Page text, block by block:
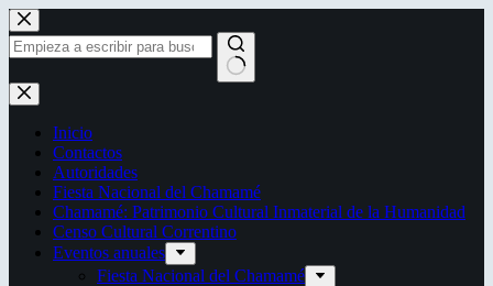
Saltar
al
contenido
Sin
resultados
Inicio
Contactos
Autoridades
Fiesta Nacional del Chamamé
Chamamé: Patrimonio Cultural Inmaterial de la Humanidad
Censo Cultural Correntino
Eventos anuales
Fiesta Nacional del Chamamé